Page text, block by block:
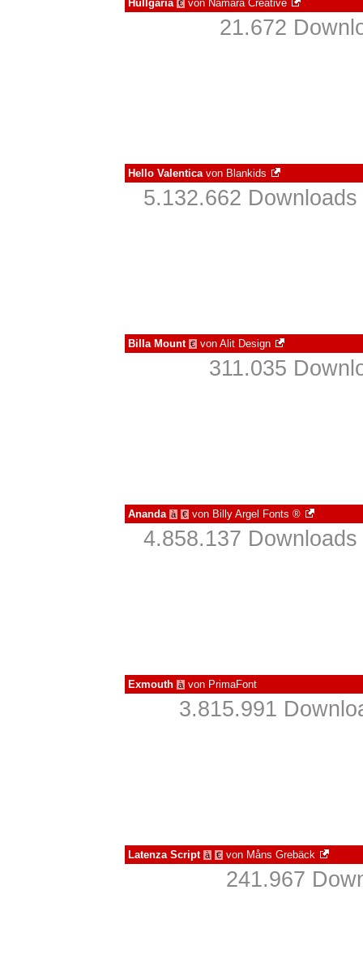
Hullgaria € von Namara Creative
21.672
Hello Valenticavon Blankids
5.132.662
Billa Mount € von Alit Design
311.035
Ananda à € von Billy Argel Fonts ®
4.858.137
Exmouth à von PrimaFont
3.815.991
Latenza Script à € von Måns Grebäck
241.967